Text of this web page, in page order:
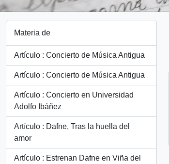
Materia de
Artículo : Concierto de Música Antigua
Artículo : Concierto de Música Antigua
Artículo : Concierto en Universidad
Adolfo Ibáñez
Artículo : Dafne, Tras la huella del
amor
Artículo : Estrenan Dafne en Viña del